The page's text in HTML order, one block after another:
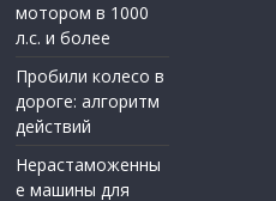
мотором в 1000
л.с. и более
Пробили колесо в
дороге: алгоритм
действий
Нерастаможенны
е машины для